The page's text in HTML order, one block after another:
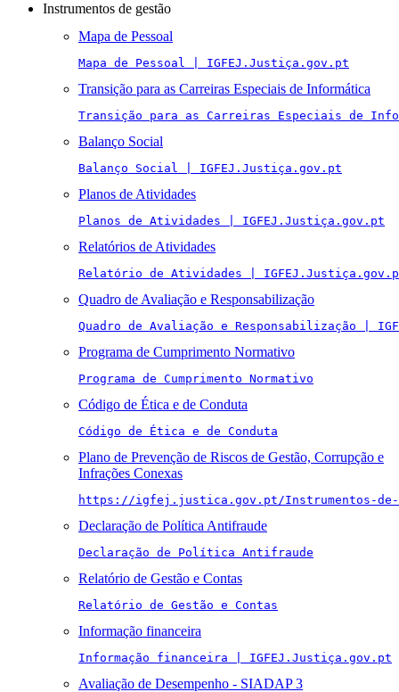
Instrumentos de gestão
Mapa de Pessoal
Mapa de Pessoal | IGFEJ.Justiça.gov.pt
Transição para as Carreiras Especiais de Informática
Transição para as Carreiras Especiais de
Balanço Social
Balanço Social | IGFEJ.Justiça.gov.pt
Planos de Atividades
Planos de Atividades | IGFEJ.Justiça.gov.pt
Relatórios de Atividades
Relatório de Atividades |
Quadro de Avaliação e Responsabilização
Quadro de Avaliação e Responsabilização |
Programa de Cumprimento Normativo
Programa de Cumprimento Normativo
Código de Ética e de Conduta
Código de Ética e de Conduta
Plano de Prevenção de Riscos de Gestão, Corrupção e
Infrações Conexas
https://igfej.justica.gov.pt/Instrumentos-de-
Declaração de Política Antifraude
Declaração de Política Antifraude
Relatório de Gestão e Contas
Relatório de Gestão e Contas
Informação financeira
Informação financeira | IGFEJ.Justiça.gov.pt
Avaliação de Desempenho - SIADAP 3